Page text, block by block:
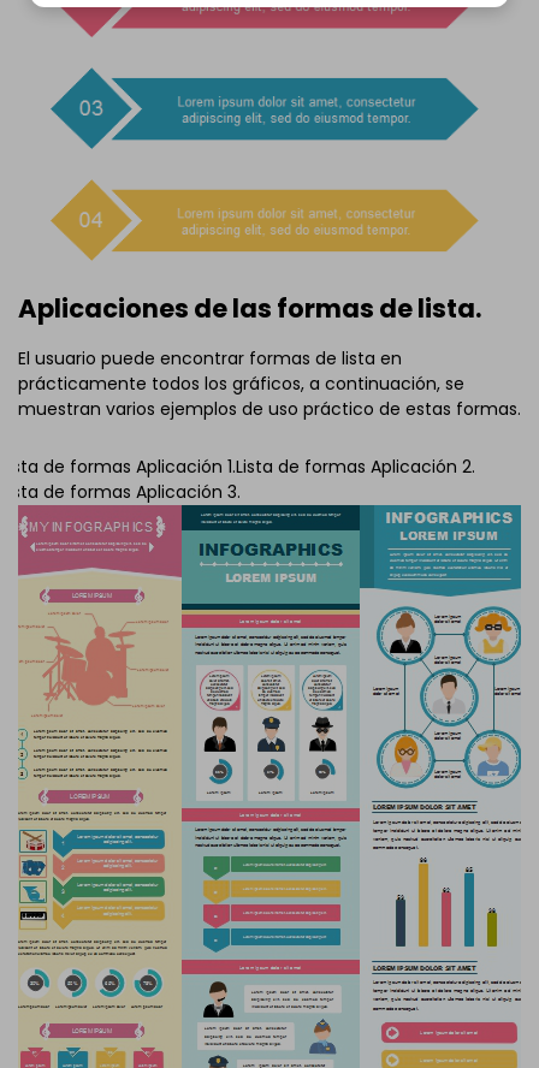
Aplicaciones de las formas de lista.
El usuario puede encontrar formas de lista en
prácticamente todos los gráficos, a continuación, se
muestran varios ejemplos de uso práctico de estas formas.
Lista de formas Aplicación 1.Lista de formas Aplicación 2.
Lista de formas Aplicación 3.